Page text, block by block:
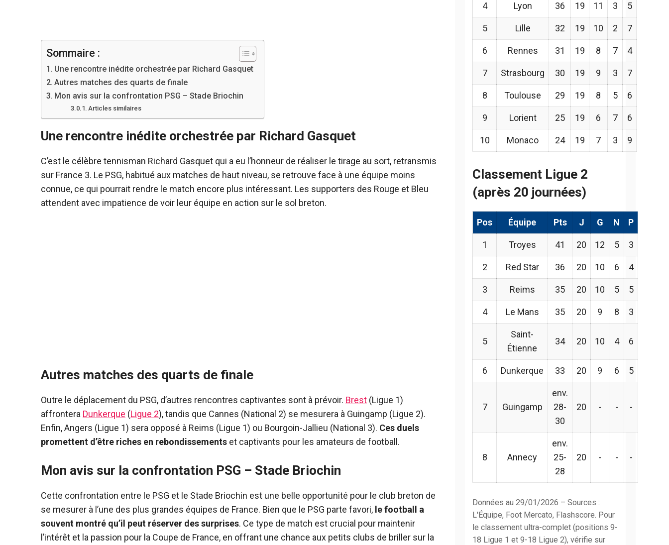
Sommaire :
Une rencontre inédite orchestrée par Richard Gasquet
Autres matches des quarts de finale
Mon avis sur la confrontation PSG – Stade Briochin
Articles similaires
Une rencontre inédite orchestrée par Richard Gasquet
C’est le célèbre tennisman Richard Gasquet qui a eu l’honneur de réaliser le tirage au sort, retransmis
sur France 3. Le PSG, habitué aux matches de haut niveau, se retrouve face à une équipe moins
connue, ce qui pourrait rendre le match encore plus intéressant. Les supporters des Rouge et Bleu
attendent avec impatience de voir leur équipe en action sur le sol breton.
Autres matches des quarts de finale
Outre le déplacement du PSG, d’autres rencontres captivantes sont à prévoir. Brest (Ligue 1)
affrontera Dunkerque (Ligue 2), tandis que Cannes (National 2) se mesurera à Guingamp (Ligue 2).
Enfin, Angers (Ligue 1) sera opposé à Reims (Ligue 1) ou Bourgoin-Jallieu (National 3). Ces duels
promettent d’être riches en rebondissements et captivants pour les amateurs de football.
Mon avis sur la confrontation PSG – Stade Briochin
Cette confrontation entre le PSG et le Stade Briochin est une belle opportunité pour le club breton de
se mesurer à l’une des plus grandes équipes de France. Bien que le PSG parte favori, le football a
souvent montré qu’il peut réserver des surprises. Ce type de match est crucial pour maintenir
l’intérêt et la passion pour la Coupe de France, en offrant une chance aux petits clubs de briller sur la
4 Lyon 36 19 11 3 5
5 Lille 32 19 10 2 7
6 Rennes 31 19 8 7 4
7 Strasbourg 30 19 9 3 7
8 Toulouse 29 19 8 5 6
9 Lorient 25 19 6 7 6
10 Monaco 24 19 7 3 9
Classement Ligue 2
(après 20 journées)
Pos Équipe Pts J G N P
1 Troyes 41 20 12 5 3
2 Red Star 36 20 10 6 4
3 Reims 35 20 10 5 5
4 Le Mans 35 20 9 8 3
5
Saint-
Étienne
34 20 10 4 6
6 Dunkerque 33 20 9 6 5
7 Guingamp
env.
28-
30
20 - - -
8 Annecy
env.
25-
28
20 - - -
Données au 29/01/2026 – Sources :
L'Équipe, Foot Mercato, Flashscore. Pour
le classement ultra-complet (positions 9-
18 Ligue 1 et 9-18 Ligue 2), vérifie sur